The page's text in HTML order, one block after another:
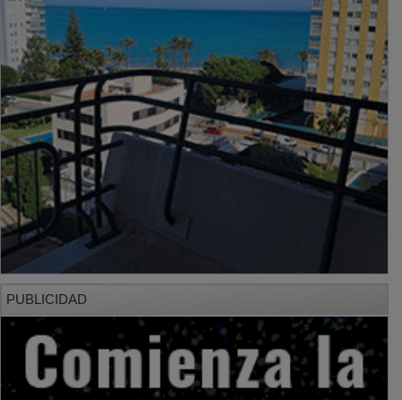
PUBLICIDAD